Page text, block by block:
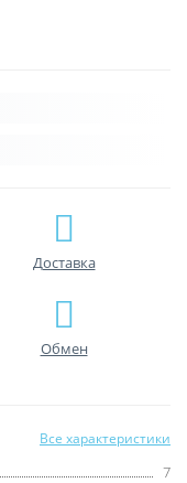
Доставка
Обмен
Все характеристики
7